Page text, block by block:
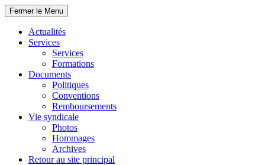
Fermer le Menu
Actualités
Services
Services
Formations
Documents
Politiques
Conventions
Remboursements
Vie syndicale
Photos
Hommages
Archives
Retour au site principal